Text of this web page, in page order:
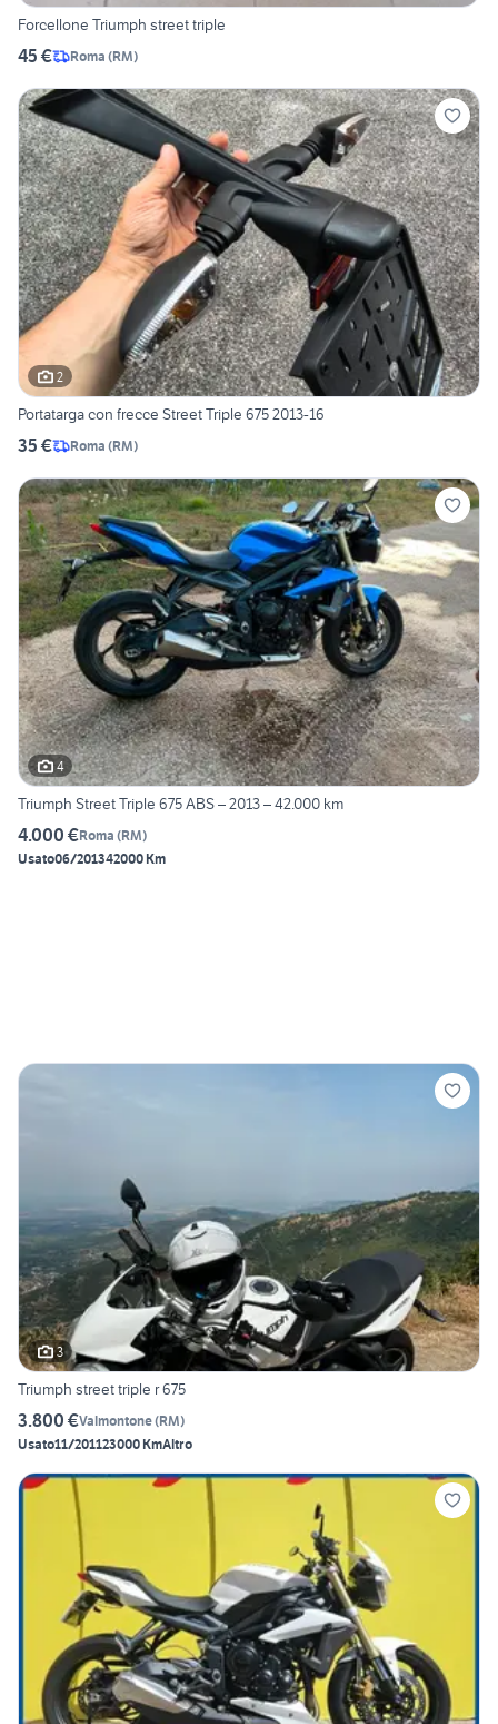
Forcellone Triumph street triple
45 € Roma (RM)
2
Portatarga con frecce Street Triple 675 2013-16
35 € Roma (RM)
4
Triumph Street Triple 675 ABS – 2013 – 42.000 km
4.000 €Roma (RM)
Usato06/201342000 Km
3
Triumph street triple r 675
3.800 €Valmontone(RM)
Usato11/201123000 KmAltro